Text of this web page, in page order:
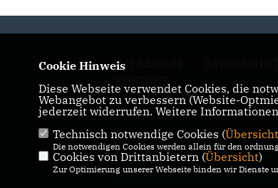
IMPRESSUM
KONTAKT
Cookie Hinweis
Diese Webseite verwendet Cookies, die
Webangebot zu verbessern (Website-
jederzeit widerrufen. Weitere
Technisch notwendige Cookies (Übersicht
Die notwendigen Cookies werden allein für den
Cookies von Drittanbietern (Übersicht)
Zur Optimierung unserer Webseite binden wir Dienste